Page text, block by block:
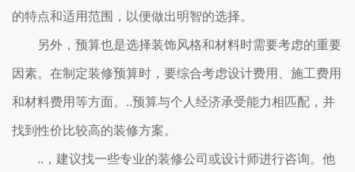
的特点和适用范围，以便做出明智的选择。
另外，预算也是选择装饰风格和材料时需要考虑的重要
因素。在制定装修预算时，要综合考虑设计费用、施工费用
和材料费用等方面。..预算与个人经济承受能力相匹配，并
找到性价比较高的装修方案。
..，建议找一些专业的装修公司或设计师进行咨询。他